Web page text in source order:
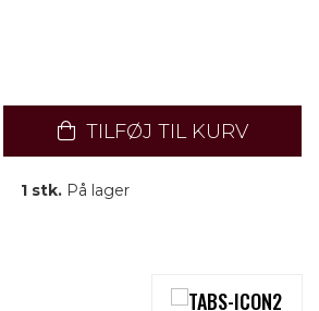
TILFØJ TIL KURV
1 stk. På lager